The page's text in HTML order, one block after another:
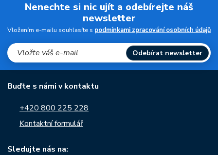
Nenechte si nic ujít a odebírejte náš
newsletter
Vložením e-mailu souhlasíte s podmínkami zpracování osobních údajů
Odebírat newsletter
Buďte s námi v kontaktu
+420 800 225 228
Kontaktní formulář
Sledujte nás na: